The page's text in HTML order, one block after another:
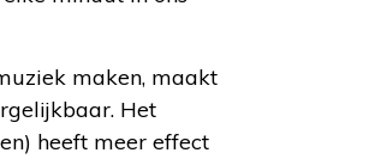
maken, maakt
Het
heeft meer effect